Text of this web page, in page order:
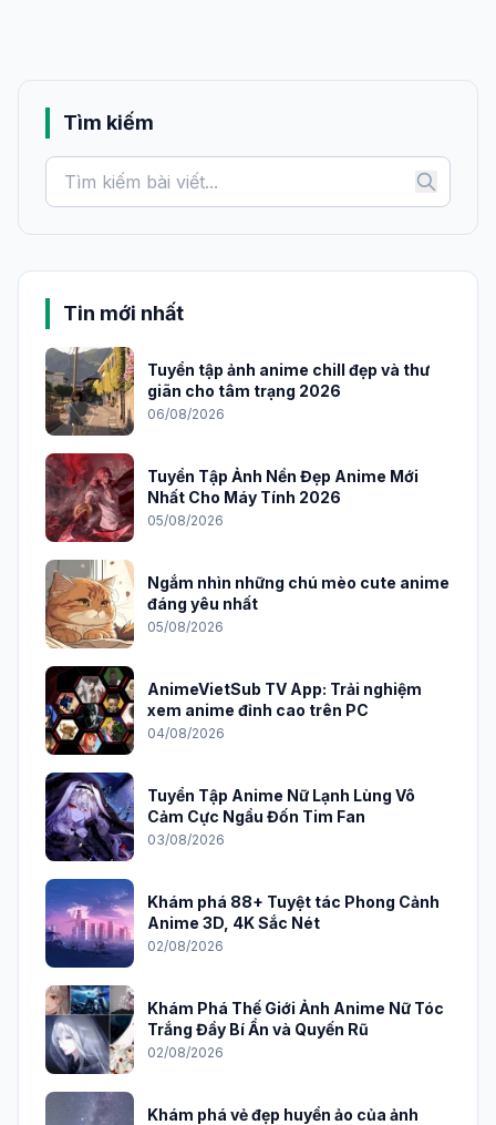
Tìm kiếm
Tin mới nhất
Tuyển tập ảnh anime chill đẹp và thư
giãn cho tâm trạng 2026
06/08/2026
Tuyển Tập Ảnh Nền Đẹp Anime Mới
Nhất Cho Máy Tính 2026
05/08/2026
Ngắm nhìn những chú mèo cute anime
đáng yêu nhất
05/08/2026
AnimeVietSub TV App: Trải nghiệm
xem anime đỉnh cao trên PC
04/08/2026
Tuyển Tập Anime Nữ Lạnh Lùng Vô
Cảm Cực Ngầu Đốn Tim Fan
03/08/2026
Khám phá 88+ Tuyệt tác Phong Cảnh
Anime 3D, 4K Sắc Nét
02/08/2026
Khám Phá Thế Giới Ảnh Anime Nữ Tóc
Trắng Đầy Bí Ẩn và Quyến Rũ
02/08/2026
Khám phá vẻ đẹp huyền ảo của ảnh